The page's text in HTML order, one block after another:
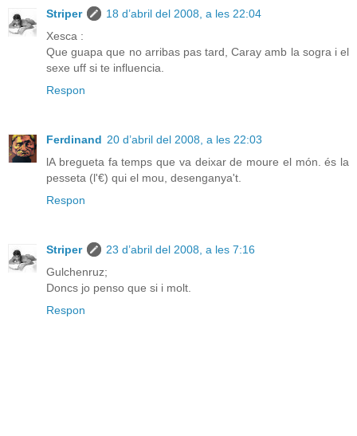
Striper
18 d’abril del 2008, a les 22:04
Xesca :
Que guapa que no arribas pas tard, Caray amb la sogra i el
sexe uff si te influencia.
Respon
Ferdinand 20 d’abril del 2008, a les 22:03
lA bregueta fa temps que va deixar de moure el món. és la
pesseta (l'€) qui el mou, desenganya't.
Respon
Striper
23 d’abril del 2008, a les 7:16
Gulchenruz;
Doncs jo penso que si i molt.
Respon